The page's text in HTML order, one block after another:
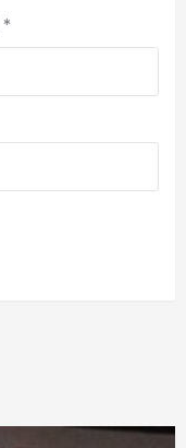
*